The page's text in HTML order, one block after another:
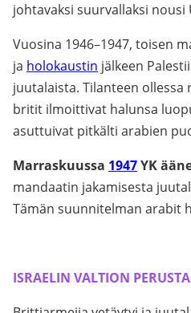
johtavaksi suurvallaksi nousi
Vuosina 1946–1947, toisen
ja holokaustin jälkeen
juutalaista. Tilanteen ollessa
britit ilmoittivat halunsa
asuttuivat pitkälti arabien
Marraskuussa 1947YK
mandaatin jakamisesta
Tämän suunnitelman arabit
ISRAELIN VALTION